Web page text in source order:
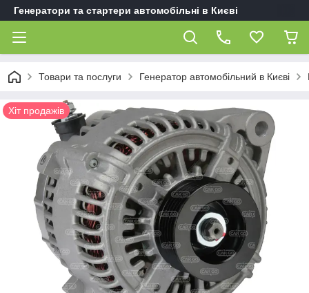
Генератори та стартери автомобільні в Києві
Товари та послуги Генератор автомобільний в Києві
Хіт продажів